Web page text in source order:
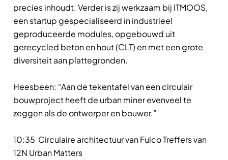
precies inhoudt. Verder is zij werkzaam bij ITMOOS,
een startup gespecialiseerd in industrieel
geproduceerde modules, opgebouwd uit
gerecycled beton en hout (CLT) en met een grote
diversiteit aan plattegronden.
Heesbeen: “Aan de tekentafel van een circulair
bouwproject heeft de urban miner evenveel te
zeggen als de ontwerper en bouwer.”
10:35 Circulaire architectuur van Fulco Treffers van
12N Urban Matters